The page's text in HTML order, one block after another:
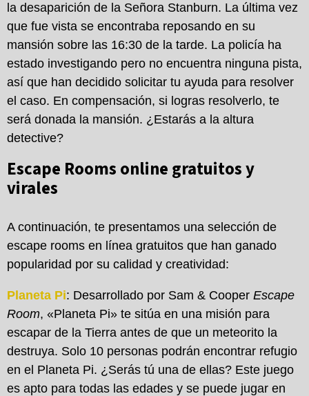
la desaparición de la Señora Stanburn. La última vez
que fue vista se encontraba reposando en su
mansión sobre las 16:30 de la tarde. La policía ha
estado investigando pero no encuentra ninguna pista,
así que han decidido solicitar tu ayuda para resolver
el caso. En compensación, si logras resolverlo, te
será donada la mansión. ¿Estarás a la altura
detective?
Escape Rooms online gratuitos y
virales
A continuación, te presentamos una selección de
escape rooms en línea gratuitos que han ganado
popularidad por su calidad y creatividad:
Planeta Pi: Desarrollado por Sam & Cooper Escape
Room, «Planeta Pi» te sitúa en una misión para
escapar de la Tierra antes de que un meteorito la
destruya. Solo 10 personas podrán encontrar refugio
en el Planeta Pi. ¿Serás tú una de ellas? Este juego
es apto para todas las edades y se puede jugar en